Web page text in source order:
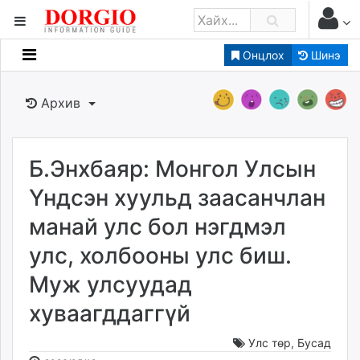
Онцлох Шинэ
Мэдээллийн
Банк санхүү
Бизнес ААН
Төрийн
dorgio.mn
Gogo.mn
caak.mn
news.mn
zindaa.mn
tovch.mn
Архив
Б.Энхбаяр: Монгол Улсын
Үндсэн хуульд заасанчлан
манай улс бол нэгдмэл
улс, холбооны улс биш.
Муж улсуудад
хуваагддаггүй
Улс төр, Бусад